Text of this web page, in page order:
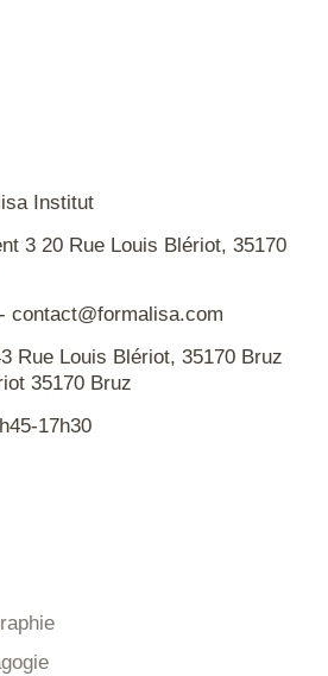
Institut
3 20 Rue Louis Blériot, 35170
contact@formalisa.com
Rue Louis Blériot, 35170 Bruz
35170 Bruz
17h30